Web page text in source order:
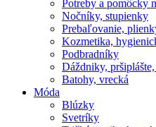
Potreby a pomôcky
Nočníky, stupienky
Prebaľovanie,
Kozmetika,
Podbradníky
Dáždniky,
Batohy, vrecká
Móda
Blúzky
Svetríky